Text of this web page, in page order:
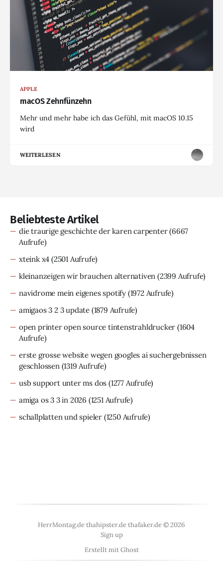
APPLE
macOS Zehnfünzehn
Mehr und mehr habe ich das Gefühl, mit macOS 10.15
wird
WEITERLESEN
Beliebteste Artikel
die traurige geschichte der karen carpenter(6667
Aufrufe)
xteink x4 (2501 Aufrufe)
kleinanzeigen wir brauchen alternativen (2399 Aufrufe)
navidrome mein eigenes spotify (1972 Aufrufe)
amigaos 3 2 3 update (1879 Aufrufe)
open printer open source tintenstrahldrucker (1604
Aufrufe)
erste grosse website wegen googles ai suchergebnissen
geschlossen(1319 Aufrufe)
usb support unter ms dos (1277 Aufrufe)
amiga os 3 3 in 2026 (1251 Aufrufe)
schallplatten und spieler (1250 Aufrufe)
HerrMontag.de thahipster.de thafaker.de © 2026
Sign up
Erstellt mitGhost